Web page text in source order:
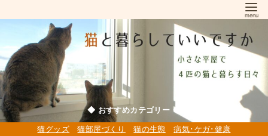
ン
ン
ツ
へ
移
動
◆ おすすめカテゴリー ◆
猫グッズ 猫部屋づくり 猫の生態 病気･ケガ･健康